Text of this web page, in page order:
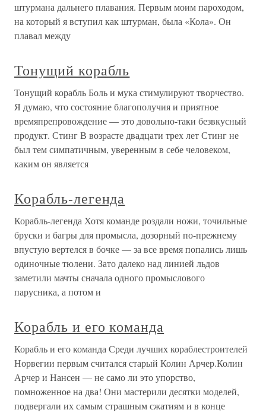
штурмана дальнего плавания. Первым моим пароходом,
на который я вступил как штурман, была «Кола». Он
плавал между
Тонущий корабль
Тонущий корабль Боль и мука стимулируют творчество.
Я думаю, что состояние благополучия и приятное
времяпрепровождение — это довольно-таки безвкусный
продукт. Стинг В возрасте двадцати трех лет Стинг не
был тем симпатичным, уверенным в себе человеком,
каким он является
Корабль-легенда
Корабль-легенда Хотя команде роздали ножи, точильные
бруски и багры для промысла, дозорный по-прежнему
впустую вертелся в бочке — за все время попались лишь
одиночные тюлени. Зато далеко над линией льдов
заметили мачты сначала одного промыслового
парусника, а потом и
Корабль и его команда
Корабль и его команда Среди лучших кораблестроителей
Норвегии первым считался старый Колин Арчер.Колин
Арчер и Нансен — не само ли это упорство,
помноженное на два! Они мастерили десятки моделей,
подвергали их самым страшным сжатиям и в конце